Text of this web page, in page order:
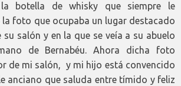
botella de whisky que siempre le
foto que ocupaba un lugar destacado
salón y en la que se veía a su abuelo
de Bernabéu. Ahora dicha foto
de mi salón, y mi hijo está convencido
anciano que saluda entre tímido y feliz